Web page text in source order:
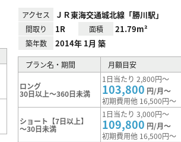
アクセス ＪＲ東海交通城北線「勝川駅」
間取り 1R 面積 21.79m²
築年数 2014年 1月 築
プラン名・期間 月額目安
ロング
30日以上～360日未満
1日当たり 2,800円～
103,800 円/月～
初期費用他 16,500円～
ショート【7日以上】
～30日未満
1日当たり 3,000円～
109,800 円/月～
初期費用他 16,500円～